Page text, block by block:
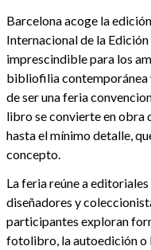
Barcelona acoge la
Internacional de la
imprescindible para los
bibliofilia contemporánea
de ser una feria
libro se convierte en obra
hasta el mínimo detalle,
concepto.
La feria reúne a
diseñadores y
participantes exploran
fotolibro, la autoedición o